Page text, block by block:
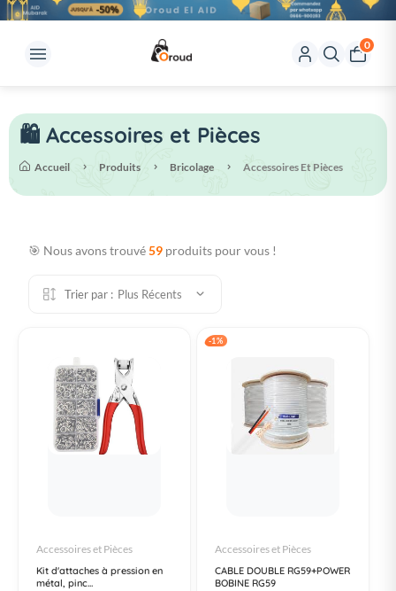
0
🛍️ Accessoires et Pièces
Accueil Produits Bricolage Accessoires Et Pièces
🎯 Nous avons trouvé59 produits pour vous !
Trier par : Plus Récents
Accessoires et Pièces
Kit d'attaches à pression en
métal, pinc...
-1%
Accessoires et Pièces
CABLE DOUBLE RG59+POWER
BOBINE RG59